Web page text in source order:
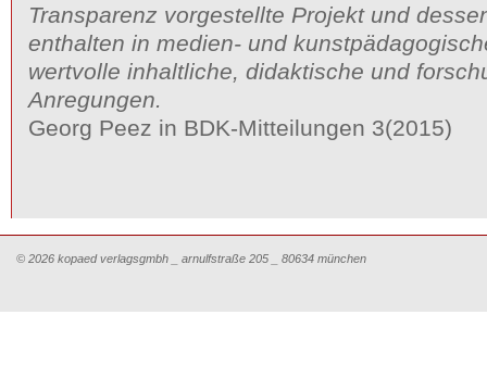
Transparenz vorgestellte Projekt und
enthalten in medien- und
wertvolle inhaltliche, didaktische und
Anregungen.
Georg Peez in BDK-Mitteilungen 3(2015)
© 2026 kopaed verlagsgmbh _ arnulfstraße 205 _ 80634 münchen